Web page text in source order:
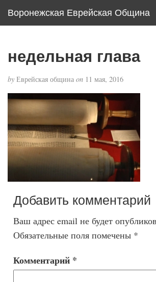
Воронежская Еврейская Община
недельная глава
by Еврейская община on 11 мая, 2016
Добавить комментарий
Ваш адрес email не будет
Обязательные поля помечены *
Комментарий *